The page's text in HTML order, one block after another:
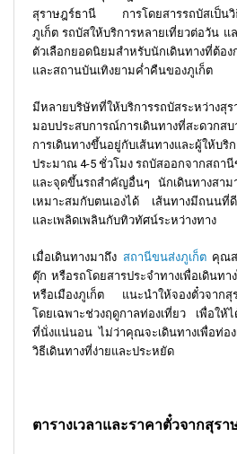
สุราษฎร์ธานี การโดยสารรถบัสเป็นวิ
ภูเก็ต รถบัสให้บริการหลายเที่ยวต่อวัน แ
ตัวเลือกยอดนิยมสำหรับนักเดินทางที่ต้อ
และสถานบันเทิงยามค่ำคืนของภูเก็ต
มีหลายบริษัทที่ให้บริการรถบัสระหว่าง
มอบประสบการณ์การเดินทางที่สะดวกสบ
การเดินทางขึ้นอยู่กับเส้นทางและผู้ให้บริ
ประมาณ 4-5 ชั่วโมง รถบัสออกจากสถา
และจุดขึ้นรถสำคัญอื่นๆ นักเดินทางสามา
เหมาะสมกับตนเองได้ เส้นทางมีถนนที่
และเพลิดเพลินกับทิวทัศน์ระหว่างทาง
เมื่อเดินทางมาถึง สถานีขนส่งภูเก็ตคุณส
ตุ๊ก หรือรถโดยสารประจำทางเพื่อเดินทา
หรือเมืองภูเก็ต แนะนำให้จองตั๋วจากสุ
โดยเฉพาะช่วงฤดูกาลท่องเที่ยว เพื่อให้
ที่นั่งแน่นอน ไม่ว่าคุณจะเดินทางเพื่อท่อ
วิธีเดินทางที่ง่ายและประหยัด
ตารางเวลาและราคาตั๋วจากสุร